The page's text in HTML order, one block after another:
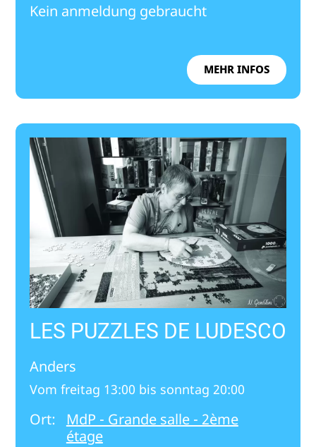
Kein anmeldung gebraucht
MEHR INFOS
LES PUZZLES DE LUDESCO
Anders
Vom freitag 13:00 bis sonntag 20:00
Ort:
MdP - Grande salle - 2ème
étage